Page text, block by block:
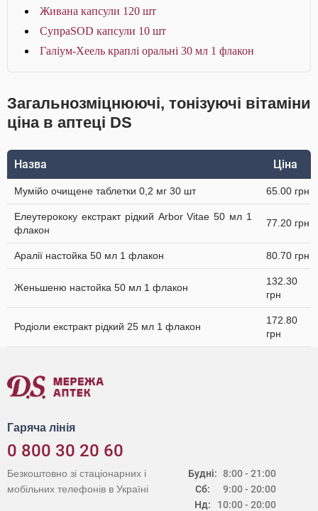
Живана капсули 120 шт
СупраSOD капсули 10 шт
Галіум-Хеель краплі оральні 30 мл 1 флакон
Загальнозміцнюючі, тонізуючі вітаміни
ціна в аптеці DS
Назва Ціна
Мумійо очищене таблетки 0,2 мг 30 шт 65.00 грн
Елеутерококу екстракт рідкий Arbor Vitae 50 мл 1
флакон
77.20 грн
Аралії настойка 50 мл 1 флакон 80.70 грн
Женьшеню настойка 50 мл 1 флакон
132.30
грн
Родіоли екстракт рідкий 25 мл 1 флакон
172.80
грн
Гаряча лінія
0 800 30 20 60
Будні:
Сб:
Нд:
8:00 - 21:00
9:00 - 20:00
10:00 - 20:00
Безкоштовно зі стаціонарних і
мобільних телефонів в Україні